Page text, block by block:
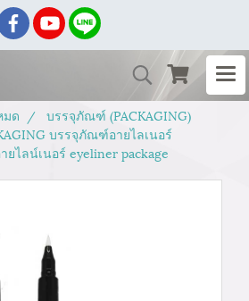
มด
บรรจุภัณฑ์ (PACKAGING)
บรรจุภัณฑ์อายไลเนอร์
ไลน์เนอร์ eyeliner package